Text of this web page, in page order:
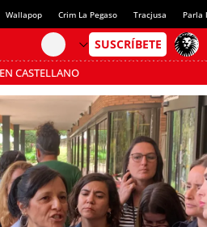
Wallapop Crim La Pegaso Tracjusa Parla
CASTELLANO
mode estalvi